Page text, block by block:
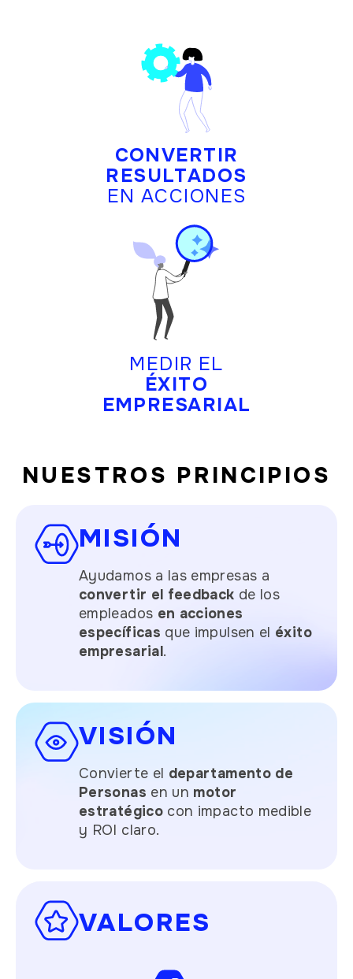
CONVERTIR
RESULTADOS
EN ACCIONES
MEDIR EL
ÉXITO
EMPRESARIAL
NUESTROS PRINCIPIOS
MISIÓN
Ayudamos a las empresas a
convertir el feedback de los
empleados en acciones
específicas que impulsen el éxito
empresarial.
VISIÓN
Convierte el departamento de
Personas en un motor
estratégicocon impacto medible
y ROI claro.
VALORES